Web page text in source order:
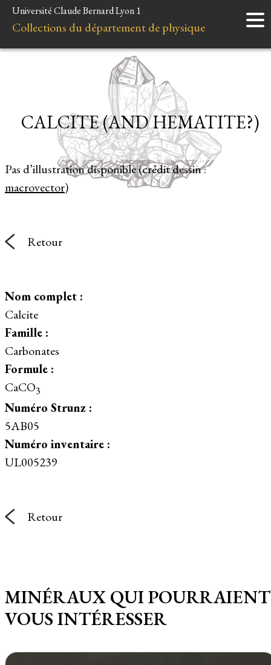
Accueil
Instruments
Liens et ressources
Université Claude Bernard Lyon 1
Collections du département de physique
Pas d’illustration disponible (crédit dessin :
macrovector)
CALCITE (AND HEMATITE?)
Retour
Nom complet :
Calcite
Famille :
Carbonates
Formule :
CaCO3
Numéro Strunz :
5AB05
Numéro inventaire :
UL005239
Retour
MINÉRAUX QUI POURRAIENT
VOUS INTÉRESSER